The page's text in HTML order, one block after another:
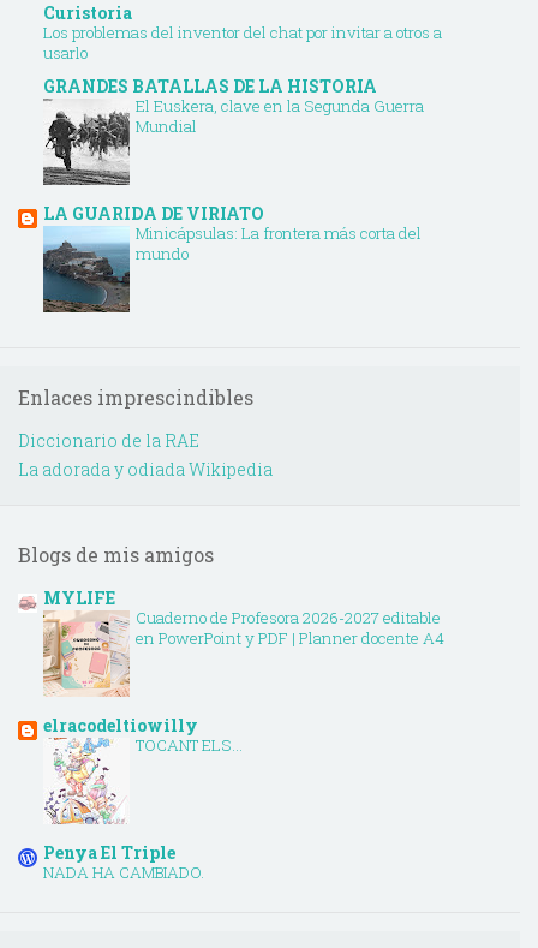
Curistoria
Los problemas del inventor del chat por invitar a otros a
usarlo
GRANDES BATALLAS DE LA HISTORIA
El Euskera, clave en la Segunda Guerra
Mundial
LA GUARIDA DE VIRIATO
Minicápsulas: La frontera más corta del
mundo
Enlaces imprescindibles
Diccionario de la RAE
La adorada y odiada Wikipedia
Blogs de mis amigos
MYLIFE
Cuaderno de Profesora 2026-2027 editable
en PowerPoint y PDF | Planner docente A4
elracodeltiowilly
TOCANT ELS...
Penya El Triple
NADA HA CAMBIADO.